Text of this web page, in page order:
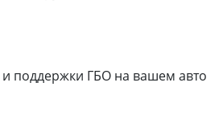
и поддержки ГБО на вашем авто